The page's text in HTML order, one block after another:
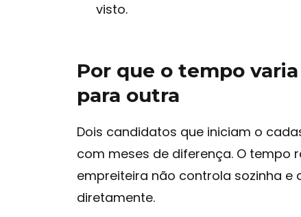
visto.
Por que o tempo
para outra
Dois candidatos que iniciam o
com meses de diferença. O tempo
empreiteira não controla sozinha e
diretamente.